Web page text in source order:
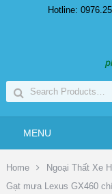
Hotline:
MENU
Home Ngoại Thất Xe
Gạt mưa Lexus GX460